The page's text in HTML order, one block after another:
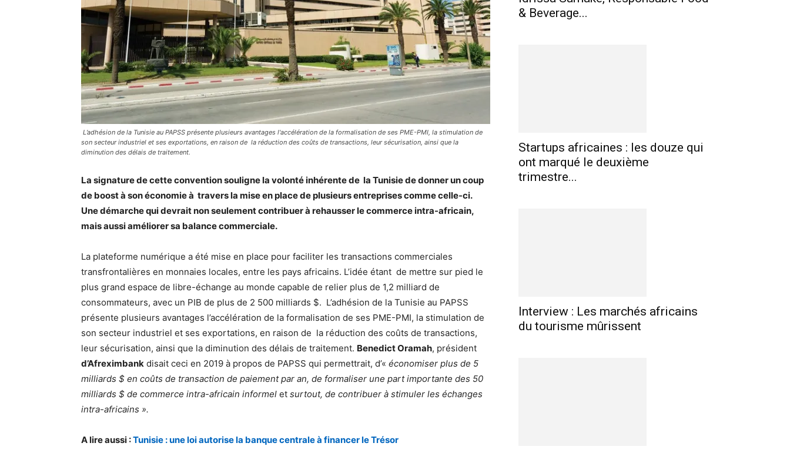
L’adhésion de la Tunisie au PAPSS présente plusieurs avantages l'accélération de la formalisation de ses PME-PMI, la stimulation de
son secteur industriel et ses exportations, en raison de la réduction des coûts de transactions, leur sécurisation, ainsi que la
diminution des délais de traitement.
La signature de cette convention souligne la volonté inhérente de la Tunisie de donner un coup
de boost à son économie à travers la mise en place de plusieurs entreprises comme celle-ci.
Une démarche qui devrait non seulement contribuer à rehausser le commerce intra-africain,
mais aussi améliorer sa balance commerciale.
La plateforme numérique a été mise en place pour faciliter les transactions commerciales
transfrontalières en monnaies locales, entre les pays africains. L’idée étant de mettre sur pied le
plus grand espace de libre-échange au monde capable de relier plus de 1,2 milliard de
consommateurs, avec un PIB de plus de 2 500 milliards $. L’adhésion de la Tunisie au PAPSS
présente plusieurs avantages l’accélération de la formalisation de ses PME-PMI, la stimulation de
son secteur industriel et ses exportations, en raison de la réduction des coûts de transactions,
leur sécurisation, ainsi que la diminution des délais de traitement. Benedict Oramah, président
d’Afreximbank disait ceci en 2019 à propos de PAPSS qui permettrait, d’« économiser plus de 5
milliards $ en coûts de transaction de paiement par an, de formaliser une part importante des 50
milliards $ de commerce intra-africain informel et surtout, de contribuer à stimuler les échanges
intra-africains ».
A lire aussi :Tunisie : une loi autorise la banque centrale à financer le Trésor
& Beverage...
Startups africaines : les douze qui
ont marqué le deuxième
trimestre...
Interview : Les marchés africains
du tourisme mûrissent